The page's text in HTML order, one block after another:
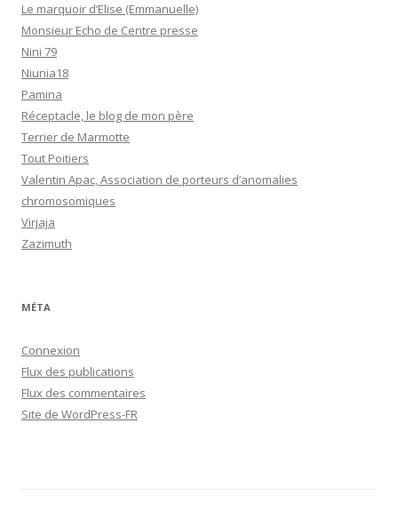
Le marquoir d’Elise (Emmanuelle)
Monsieur Echo de Centre presse
Nini 79
Niunia18
Pamina
Réceptacle, le blog de mon père
Terrier de Marmotte
Tout Poitiers
Valentin Apac, Association de porteurs d’anomalies
chromosomiques
Virjaja
Zazimuth
MÉTA
Connexion
Flux des publications
Flux des commentaires
Site de WordPress-FR